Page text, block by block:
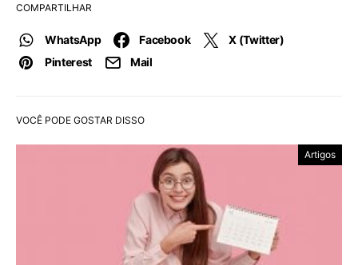
COMPARTILHAR
WhatsApp Facebook
X (Twitter)
Pinterest
Mail
VOCÊ PODE GOSTAR DISSO
Artigos